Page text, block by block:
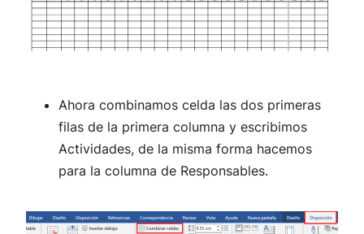
Ahora combinamos celda las dos primeras
filas de la primera columna y escribimos
Actividades, de la misma forma hacemos
para la columna de Responsables.